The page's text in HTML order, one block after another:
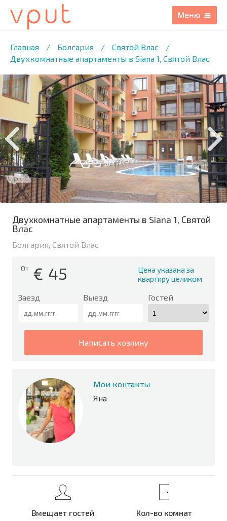
Главная / Болгария / Святой Влас
/
Двухкомнатные апартаменты в Siana 1, Святой Влас
/7 ФОТО
Двухкомнатные апартаменты в Siana 1, Святой
Влас
Болгария, Святой Влас
От € 45
Цена указана за
квартиру целиком
Заезд Выезд Гостей
написать хозяину
Мои контакты
Яна
Вмещает гостей Кол-во комнат